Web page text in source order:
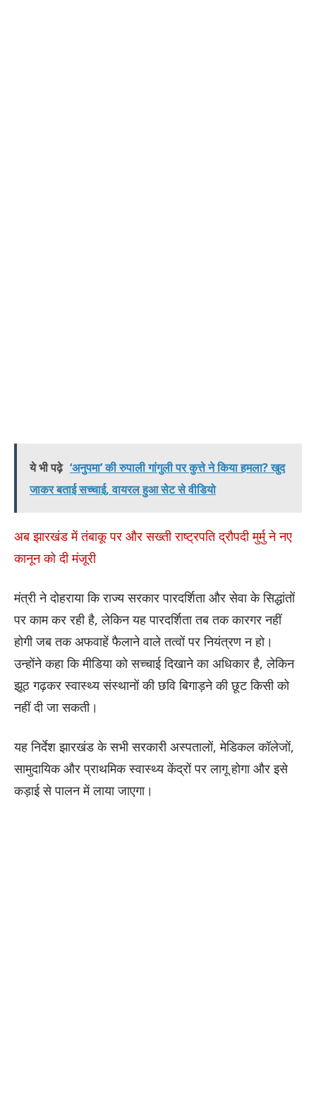
ये भी पढ़े ‘अनुपमा’ की रुपाली गांगुली पर कुत्ते ने किया हमला? खुद
जाकर बताई सच्चाई, वायरल हुआ सेट से वीडियो
अब झारखंड में तंबाकू पर और सख्ती राष्ट्रपति द्रौपदी मुर्मु ने नए
कानून को दी मंजूरी
मंत्री ने दोहराया कि राज्य सरकार पारदर्शिता और सेवा के सिद्धांतों
पर काम कर रही है, लेकिन यह पारदर्शिता तब तक कारगर नहीं
होगी जब तक अफवाहें फैलाने वाले तत्वों पर नियंत्रण न हो।
उन्होंने कहा कि मीडिया को सच्चाई दिखाने का अधिकार है, लेकिन
झूठ गढ़कर स्वास्थ्य संस्थानों की छवि बिगाड़ने की छूट किसी को
नहीं दी जा सकती।
यह निर्देश झारखंड के सभी सरकारी अस्पतालों, मेडिकल कॉलेजों,
सामुदायिक और प्राथमिक स्वास्थ्य केंद्रों पर लागू होगा और इसे
कड़ाई से पालन में लाया जाएगा।